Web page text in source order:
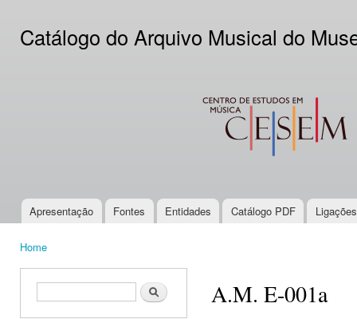
Catálogo do Arquivo Musical do
CESEM
Main menu
Apresentação Fontes Entidades Catálogo PDF
Home
Search form Search A.M. E-001a